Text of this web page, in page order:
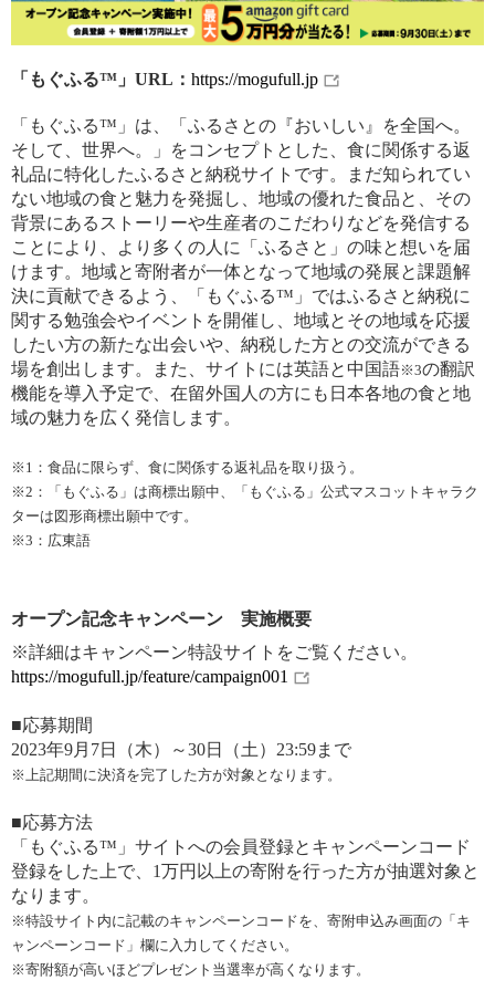
「もぐふる™」URL： https://mogufull.jp
「もぐふる™」は、「ふるさとの『おいしい』を全国へ。
そして、世界へ。」をコンセプトとした、食に関係する返
礼品に特化したふるさと納税サイトです。まだ知られてい
ない地域の食と魅力を発掘し、地域の優れた食品と、その
背景にあるストーリーや生産者のこだわりなどを発信する
ことにより、より多くの人に「ふるさと」の味と想いを届
けます。地域と寄附者が一体となって地域の発展と課題解
決に貢献できるよう、「もぐふる™」ではふるさと納税に
関する勉強会やイベントを開催し、地域とその地域を応援
したい方の新たな出会いや、納税した方との交流ができる
場を創出します。また、サイトには英語と中国語※3の翻訳
機能を導入予定で、在留外国人の方にも日本各地の食と地
域の魅力を広く発信します。
※1：食品に限らず、食に関係する返礼品を取り扱う。
※2：「もぐふる」は商標出願中、「もぐふる」公式マスコットキャラク
ターは図形商標出願中です。
※3：広東語
オープン記念キャンペーン 実施概要
※詳細はキャンペーン特設サイトをご覧ください。
https://mogufull.jp/feature/campaign001
■応募期間
2023年9月7日（木）～30日（土）23:59まで
※上記期間に決済を完了した方が対象となります。
■応募方法
「もぐふる™」サイトへの会員登録とキャンペーンコード
登録をした上で、1万円以上の寄附を行った方が抽選対象と
なります。
※特設サイト内に記載のキャンペーンコードを、寄附申込み画面の「キ
ャンペーンコード」欄に入力してください。
※寄附額が高いほどプレゼント当選率が高くなります。